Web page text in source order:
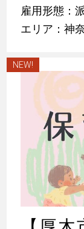
雇用形態：
エリア：神
NEW!